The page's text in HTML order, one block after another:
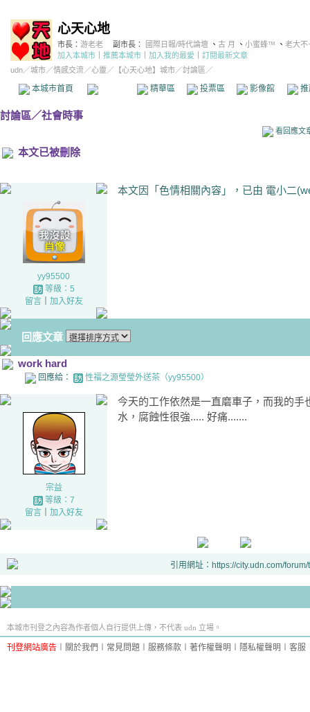
心天心地
市長： 游老老 副市長： 國際日報/時代論壇 、 古 月 、 小蜜蜂™ 、 老大不
加入本城市
推薦本城市 加入我的最愛
訂閱最新文章
udn／城市／情感交流／心靈 ／ 【心天心地】城市／討論區／
本城市首頁 精華區 投票區 影像館
討論區／社會時事
看回應文
本文已被刪除
yy95500
等級：5
留言｜ 加入好友
本文因「色情相關內容」，已由 電小二
回應文章
work hard
回應給： 性福之源瑩瑩外送茶（yy95500）
宗益
等級：7
留言｜ 加入好友
今天的工作依然是一直磨車子，而我的
水，腐蝕性很強..... 好痛.......
引用網址：https://city.udn.com/
本城市刊登之內容為作者個人自行提供上傳，不代表 udn 立場。
刊登網站廣告 關於我們 常見問題 服務條款 著作權聲明 隱私權聲明 客服